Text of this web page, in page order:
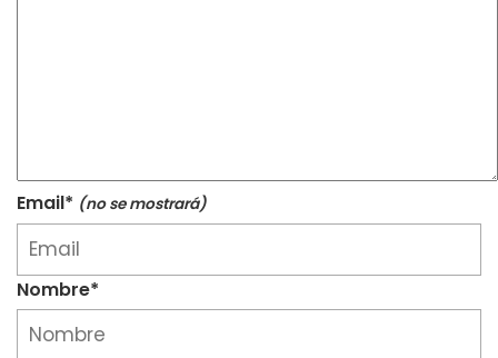
Email* (no se mostrará)
Nombre*